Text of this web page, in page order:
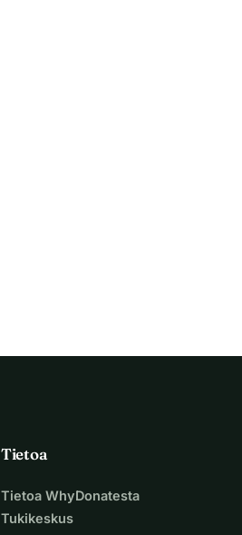
Tietoa
Tietoa WhyDonatesta
Tukikeskus